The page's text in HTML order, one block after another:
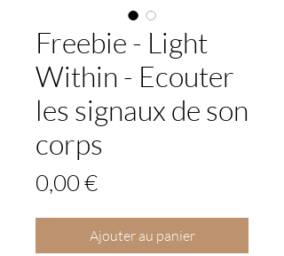
Freebie - Light
Within - Ecouter
les signaux de son
corps
0,00 €Prix
Ajouter au panier